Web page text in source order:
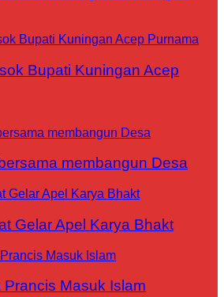
Bupati Kuningan Acep
membangun Desa
Gelar Apel Karya Bhakt
Prancis Masuk Islam